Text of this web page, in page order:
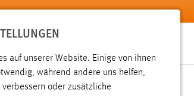
auf unserer Website. Einige von ihnen
während andere uns helfen,
oder zusätzliche